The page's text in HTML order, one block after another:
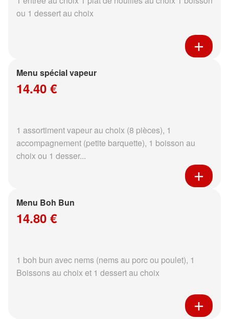
ou 1 dessert au choix
Menu spécial vapeur
14.40 €
1 assortiment vapeur au choix (8 pièces), 1
accompagnement (petite barquette), 1 boisson au
choix ou 1 desser...
Menu Boh Bun
14.80 €
1 boh bun avec nems (nems au porc ou poulet), 1
Boissons au choix et 1 dessert au choix